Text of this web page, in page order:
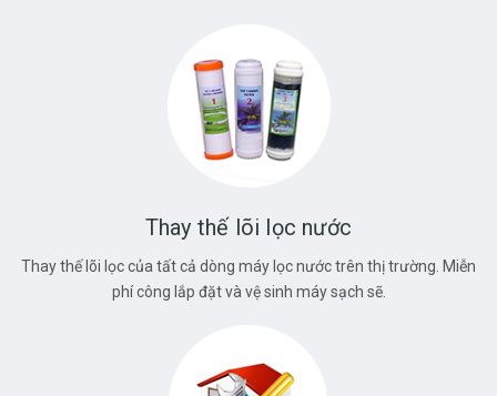
Thay thế lõi lọc nước
Thay thế lõi lọc của tất cả dòng máy lọc nước trên thị trường. Miễn
phí công lắp đặt và vệ sinh máy sạch sẽ.